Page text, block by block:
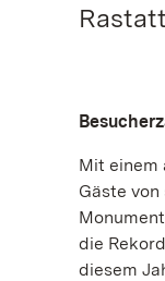
Mit einem
Gäste
die
diesem